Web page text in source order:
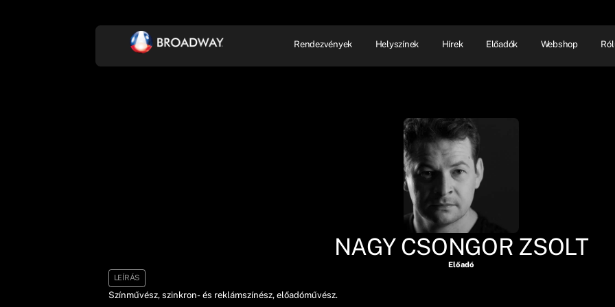
Rendezvények Helyszínek Hírek Előadók Webshop
NAGY CSONGOR ZSOLT
Előadó
LEÍRÁS
Színművész, szinkron- és reklámszínész, előadóművész.